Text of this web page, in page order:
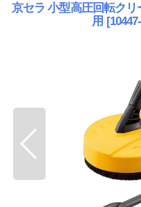
京セラ 小型高圧回転クリ
用 [